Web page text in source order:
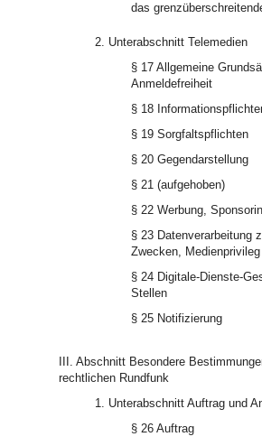
das
2. Unterabschnitt Telemedien
§ 17 Allgemeine
Anmeldefreiheit
§ 18
§ 19 Sorgfaltspflichten
§ 20 Gegendarstellung
§ 21 (aufgehoben)
§ 22 Werbung,
§ 23 Datenverarbeitung
Zwecken, Medienprivileg
§ 24 Digitale-Dienste-
Stellen
§ 25 Notifizierung
III. Abschnitt Besondere
rechtlichen Rundfunk
1. Unterabschnitt Auftrag und
§ 26 Auftrag